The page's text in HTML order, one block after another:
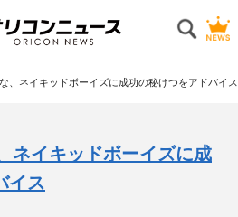
、ネイキッドボーイズに成功の秘けつをアドバイス
ネイキッドボーイズに成
イス